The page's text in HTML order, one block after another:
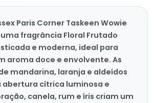
Paris Corner Taskeen Wowie
uma fragrância Floral Frutado
e moderna, ideal para
aroma doce e envolvente. As
mandarina, laranja e aldeídos
cítrica luminosa e
canela, rum e íris criam um